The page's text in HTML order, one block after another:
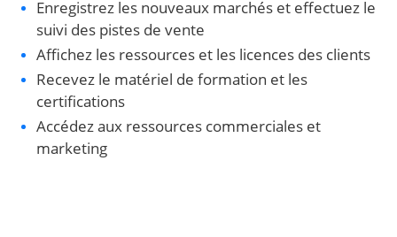
Enregistrez les nouveaux marchés et effectuez le
suivi des pistes de vente
Affichez les ressources et les licences des clients
Recevez le matériel de formation et les
certifications
Accédez aux ressources commerciales et
marketing